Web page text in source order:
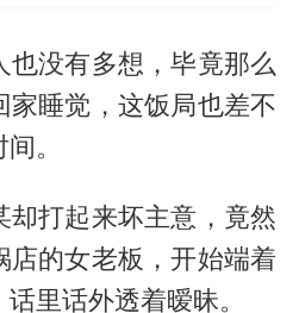
也没有多想，毕竟那么
家睡觉，这饭局也差不
。
却打起来坏主意，竟然
店的女老板，开始端着
里话外透着暧昧。